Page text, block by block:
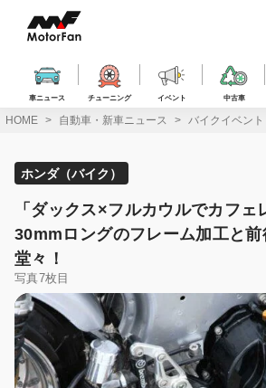
ス
車ニュース チューニング イベント 中古車
HOME 自動車・新車ニュース バイクイベント
ホンダ（バイク）
「ダックス×フルカウルでカフェ
30mmロングのフレーム加工と
堂々！
写真7枚目